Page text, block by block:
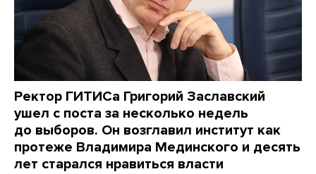
Ректор ГИТИСа Григорий Заславский
ушел с поста за несколько недель
до выборов. Он возглавил институт как
протеже Владимира Мединского и десять
лет старался нравиться власти